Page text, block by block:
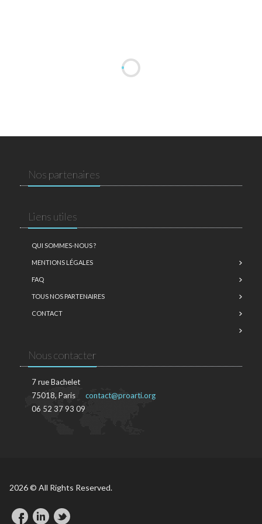
Nos partenaires
Liens utiles
QUI SOMMES-NOUS ?
MENTIONS LÉGALES
FAQ
TOUS NOS PARTENAIRES
CONTACT
Nous contacter
7 rue Bachelet
75018, Paris
06 52 37 93 09
contact@proarti.org
2026 © All Rights Reserved.